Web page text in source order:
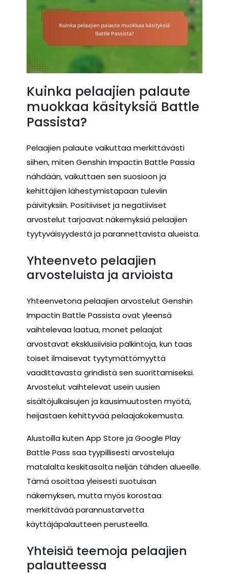
Kuinka pelaajien palaute
muokkaa käsityksiä Battle
Passista?
Pelaajien palaute vaikuttaa merkittävästi
siihen, miten Genshin Impactin Battle Passia
nähdään, vaikuttaen sen suosioon ja
kehittäjien lähestymistapaan tuleviin
päivityksiin. Positiiviset ja negatiiviset
arvostelut tarjoavat näkemyksiä pelaajien
tyytyväisyydestä ja parannettavista alueista.
Yhteenveto pelaajien
arvosteluista ja arvioista
Yhteenvetona pelaajien arvostelut Genshin
Impactin Battle Passista ovat yleensä
vaihtelevaa laatua, monet pelaajat
arvostavat eksklusiivisia palkintoja, kun taas
toiset ilmaisevat tyytymättömyyttä
vaadittavasta grindistä sen suorittamiseksi.
Arvostelut vaihtelevat usein uusien
sisältöjulkaisujen ja kausimuutosten myötä,
heijastaen kehittyvää pelaajakokemusta.
Alustoilla kuten App Store ja Google Play
Battle Pass saa tyypillisesti arvosteluja
matalalta keskitasolta neljän tähden alueelle.
Tämä osoittaa yleisesti suotuisan
näkemyksen, mutta myös korostaa
merkittävää parannustarvetta
käyttäjäpalautteen perusteella.
Yhteisiä teemoja pelaajien
palautteessa